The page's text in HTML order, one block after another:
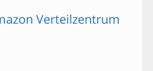
Verteilzentrum